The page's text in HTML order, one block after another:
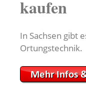
kaufen
In Sachsen gibt
Ortungstechnik.